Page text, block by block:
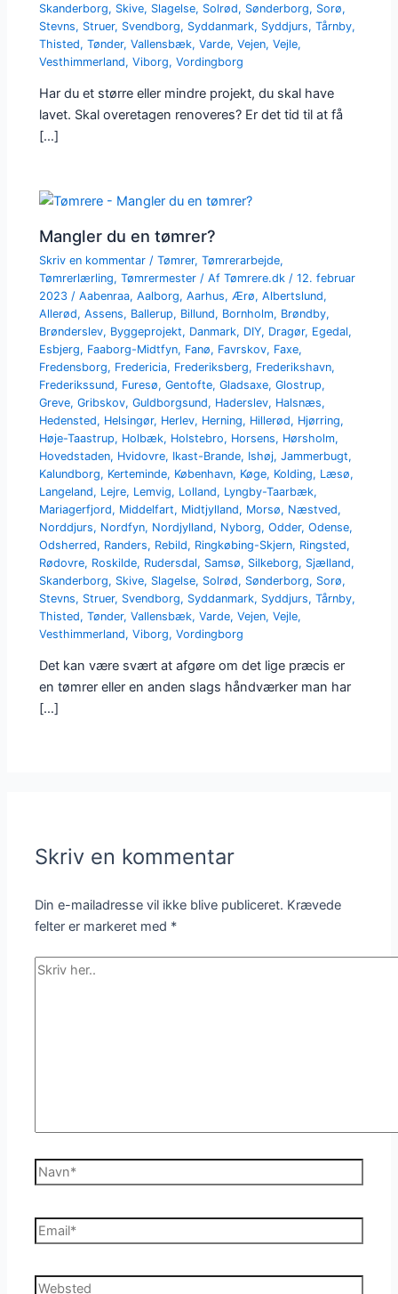
Skanderborg, Skive, Slagelse, Solrød, Sønderborg, Sorø,
Stevns, Struer, Svendborg, Syddanmark, Syddjurs,Tårnby,
Thisted,Tønder,Vallensbæk,Varde,Vejen,Vejle,
Vesthimmerland,Viborg,Vordingborg
Har du et større eller mindre projekt, du skal have
lavet. Skal overetagen renoveres? Er det tid til at få
[…]
Mangler du en tømrer?
Skriv en kommentar /Tømrer,Tømrerarbejde,
Tømrerlærling,Tømrermester / AfTømrere.dk/12. februar
2023/Aabenraa,Aalborg,Aarhus,Ærø,Albertslund,
Allerød,Assens, Ballerup, Billund, Bornholm, Brøndby,
Brønderslev, Byggeprojekt, Danmark, DIY, Dragør, Egedal,
Esbjerg, Faaborg-Midtfyn, Fanø, Favrskov, Faxe,
Fredensborg, Fredericia, Frederiksberg, Frederikshavn,
Frederikssund, Furesø,Gentofte,Gladsaxe,Glostrup,
Greve,Gribskov,Guldborgsund, Haderslev, Halsnæs,
Hedensted, Helsingør, Herlev, Herning, Hillerød, Hjørring,
Høje-Taastrup, Holbæk, Holstebro, Horsens, Hørsholm,
Hovedstaden, Hvidovre, Ikast-Brande, Ishøj,Jammerbugt,
Kalundborg, Kerteminde, København, Køge, Kolding, Læsø,
Langeland, Lejre, Lemvig, Lolland, Lyngby-Taarbæk,
Mariagerfjord, Middelfart, Midtjylland, Morsø, Næstved,
Norddjurs, Nordfyn, Nordjylland, Nyborg,Odder,Odense,
Odsherred, Randers, Rebild, Ringkøbing-Skjern, Ringsted,
Rødovre, Roskilde, Rudersdal, Samsø, Silkeborg, Sjælland,
Skanderborg, Skive, Slagelse, Solrød, Sønderborg, Sorø,
Stevns, Struer, Svendborg, Syddanmark, Syddjurs,Tårnby,
Thisted,Tønder,Vallensbæk,Varde,Vejen,Vejle,
Vesthimmerland,Viborg,Vordingborg
Det kan være svært at afgøre om det lige præcis er
en tømrer eller en anden slags håndværker man har
[…]
Skriv en kommentar
Din e-mailadresse vil ikke blive publiceret. Krævede
felter er markeret med *
Skriv
Navn*
Email*
Websted